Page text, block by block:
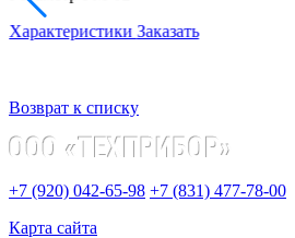
Характеристики Заказать
Возврат к списку
+7 (920) 042-65-98 +7 (831) 477-78-00
Карта сайта